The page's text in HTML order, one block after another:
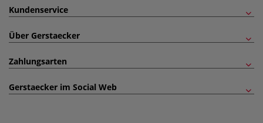
Kundenservice
Über Gerstaecker
Zahlungsarten
Gerstaecker im Social Web